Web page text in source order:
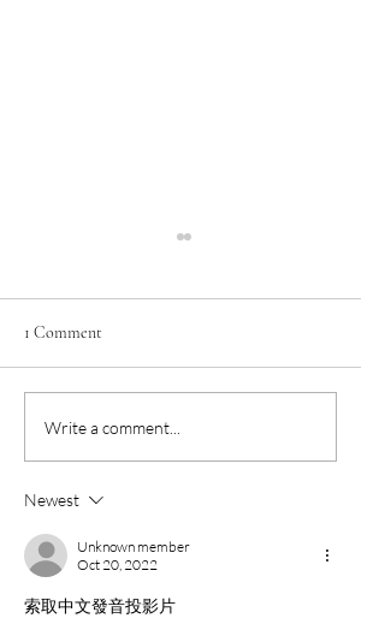
3 組 Google NotebookLM
教學」投影片！
1 Comment
Write a comment...
Newest
Unknown member
Oct 20, 2022
索取中文發音投影片